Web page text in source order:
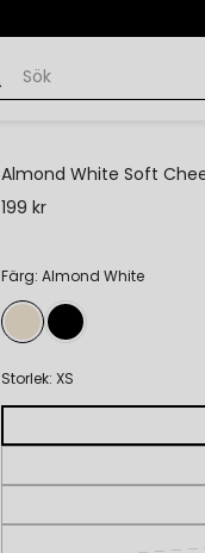
Almond White Soft
199 kr
Färg: Almond White
Storlek:XS